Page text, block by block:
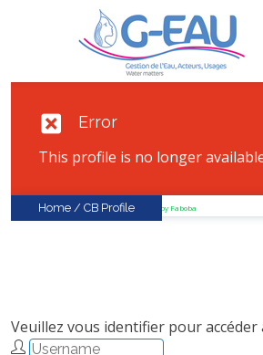
Error
This profile is no longer
Home / CB Profile
FaLang translation system by Faboba
Veuillez vous identifier pour accéder